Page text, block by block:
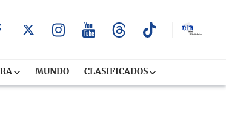
MUNDO CLASIFICADOS